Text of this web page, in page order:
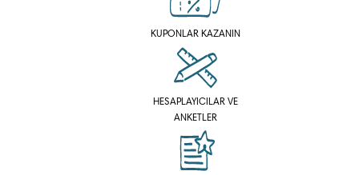
KUPONLAR KAZANIN
HESAPLAYICILAR VE
ANKETLER